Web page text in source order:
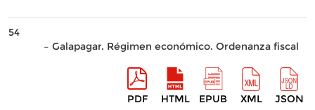
54
– Galapagar. Régimen económico. Ordenanza fiscal
PDF HTML EPUB XML JSON